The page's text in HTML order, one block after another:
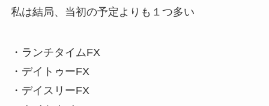
私は結局、当初の予定よりも１つ多い
・ランチタイムFX
・デイトゥーFX
・デイスリーFX